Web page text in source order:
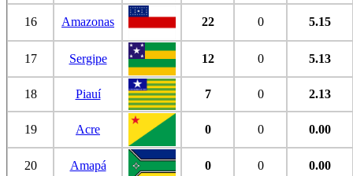
16 Amazonas 22 0 5.15
17 Sergipe 12 0 5.13
18 Piauí 7 0 2.13
19 Acre 0 0 0.00
20 Amapá 0 0 0.00